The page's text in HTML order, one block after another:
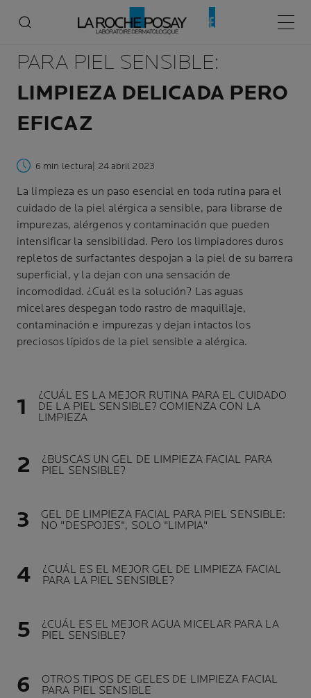
Menú
GEL DE LIMPIEZA FACIAL
PARA PIEL SENSIBLE:
LIMPIEZA DELICADA PERO
EFICAZ
6 min lectura | 24 abril 2023
La limpieza es un paso esencial en toda rutina para el
cuidado de la piel alérgica a sensible, para librarse de
impurezas, alérgenos y contaminación que pueden
intensificar la sensibilidad. Pero los limpiadores duros
repletos de surfactantes despojan a la piel de su barrera
superficial, y la dejan con una sensación de
incomodidad. ¿Cuál es la solución? Las aguas
micelares despegan todo rastro de maquillaje,
contaminación e impurezas y dejan intactos los
preciosos lípidos de la piel sensible a alérgica.
¿CUÁL ES LA MEJOR RUTINA PARA EL CUIDADO
DE LA PIEL SENSIBLE? COMIENZA CON LA
LIMPIEZA
¿BUSCAS UN GEL DE LIMPIEZA FACIAL PARA
PIEL SENSIBLE?
GEL DE LIMPIEZA FACIAL PARA PIEL SENSIBLE:
NO "DESPOJES", SOLO "LIMPIA"
¿CUÁL ES EL MEJOR GEL DE LIMPIEZA FACIAL
PARA LA PIEL SENSIBLE?
¿CUÁL ES EL MEJOR AGUA MICELAR PARA LA
PIEL SENSIBLE?
OTROS TIPOS DE GELES DE LIMPIEZA FACIAL
PARA PIEL SENSIBLE